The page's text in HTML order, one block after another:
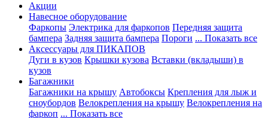
Акции
Навесное оборудование
Фаркопы Электрика для фаркопов Передняя защита
бампера Задняя защита бампера Пороги ... Показать все
Аксессуары для ПИКАПОВ
Дуги в кузов Крышки кузова Вставки (вкладыши) в
кузов
Багажники
Багажники на крышу Автобоксы Крепления для лыж и
сноубордов Велокрепления на крышу Велокрепления на
фаркоп ... Показать все